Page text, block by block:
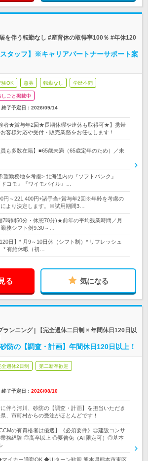
を伴う転勤なし #産育休の取得率100％ #年休120
タッフ】※キャリアパートナーサポート案
験OK 急募 転勤なし 学歴不問
しごと掲載中
終了予定日： 2026/09/14
験者★賞与年2回★長期休暇や連休も取得可★】携帯
客様対応や受付・販売業務をお任せします！
員も多数在籍】■65歳未満（65歳定年のため）／未
望勤務地を考慮> 北海道内の『ソフトバンク』
ドコモ』『ワイモバイル』…
円～221,400円+諸手当+賞与年2回※年齢を考慮の
により決定します。※試用期間3…
7時間50分・休憩70分)★前年の平均残業時間／月
務シフト例9:30～…
日】* 月9～10日休（シフト制）* リフレッシュ
* 有給休暇（初…
る 気になる
ランニング | 【完全週休二日制 × 年間休日120日以
防の【調査・計画】年間休日120日以上！
全週休2日制 第二新卒歓迎
終了予定日： 2026/08/10
伴う河川、砂防の【調査・計画】を担当いただき
、市町村からの受注がほとんどです！
の有資格者は優遇】《必須要件》◎建設コンサ
業務経験 ◎高卒以上 ◎要普免（AT限定可）◎基本
イカー通勤OK ◆UIターン歓迎 熊本県熊本市東区